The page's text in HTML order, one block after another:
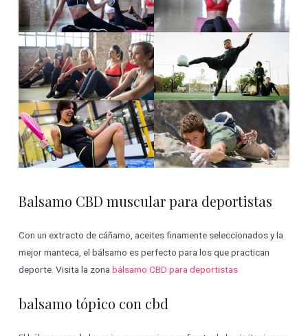
Balsamo CBD muscular para deportistas
Con un extracto de cáñamo, aceites finamente seleccionados y la
mejor manteca, el bálsamo es perfecto para los que practican
deporte. Visita la zonabálsamo CBD para deportistas
balsamo tópico con cbd